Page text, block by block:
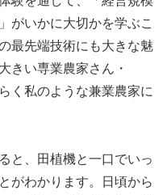
がいかに大切かを学ぶこ
最先端技術にも大きな魅
きい専業農家さん・
く私のような兼業農家に
と、田植機と一口でいっ
がわかります。日頃から